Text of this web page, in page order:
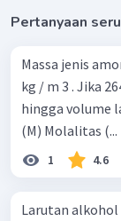
Pertanyaan
Massa jenis
kg / m 3 . Jika
hingga volume
(M) Molalitas (...
1 4.6
Larutan alkohol